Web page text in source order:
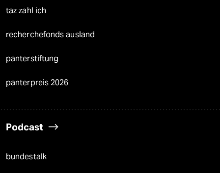
taz zahl ich
recherchefonds ausland
panterstiftung
panterpreis 2026
Podcast
bundestalk